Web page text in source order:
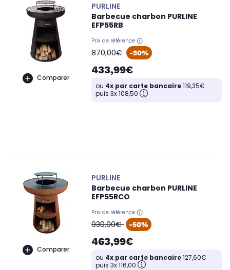
Comparer
PURLINE
Barbecue charbon PURLINE
EFP55RB
Prix de référence
oldPrice
870,00€ -50%
433,99€
ou 4x par carte bancaire119,35€
puis 3x 108,50
Comparer
PURLINE
Barbecue charbon PURLINE
EFP55RCO
Prix de référence
oldPrice
930,00€ -50%
463,99€
ou 4x par carte bancaire127,60€
puis 3x 116,00